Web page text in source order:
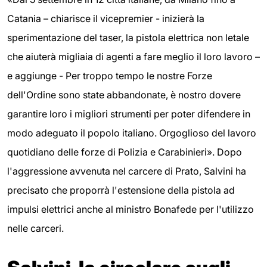
Catania – chiarisce il vicepremier - inizierà la
sperimentazione del taser, la pistola elettrica non letale
che aiuterà migliaia di agenti a fare meglio il loro lavoro –
e aggiunge - Per troppo tempo le nostre Forze
dell'Ordine sono state abbandonate, è nostro dovere
garantire loro i migliori strumenti per poter difendere in
modo adeguato il popolo italiano. Orgoglioso del lavoro
quotidiano delle forze di Polizia e Carabinieri». Dopo
l'aggressione avvenuta nel carcere di Prato, Salvini ha
precisato che proporrà l'estensione della pistola ad
impulsi elettrici anche al ministro Bonafede per l'utilizzo
nelle carceri.